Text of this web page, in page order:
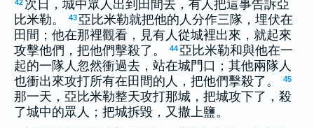
42 次日，城中眾人出到田間去，有人把這事告訴亞
比米勒。
43亞比米勒就把他的人分作三隊，埋伏在
田間；他在那裡觀看，見有人從城裡出來，就起來
攻擊他們，把他們擊殺了。
44亞比米勒和與他在一
起的一隊人忽然衝過去，站在城門口；其他兩隊人
也衝出來攻打所有在田間的人，把他們擊殺了。
45
那一天，亞比米勒整天攻打那城，把城攻下了，殺
了城中的眾人；把城拆毀，又撒上鹽。